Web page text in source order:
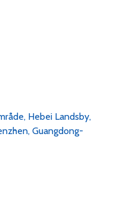
Hebei Landsby,
Guangdong-